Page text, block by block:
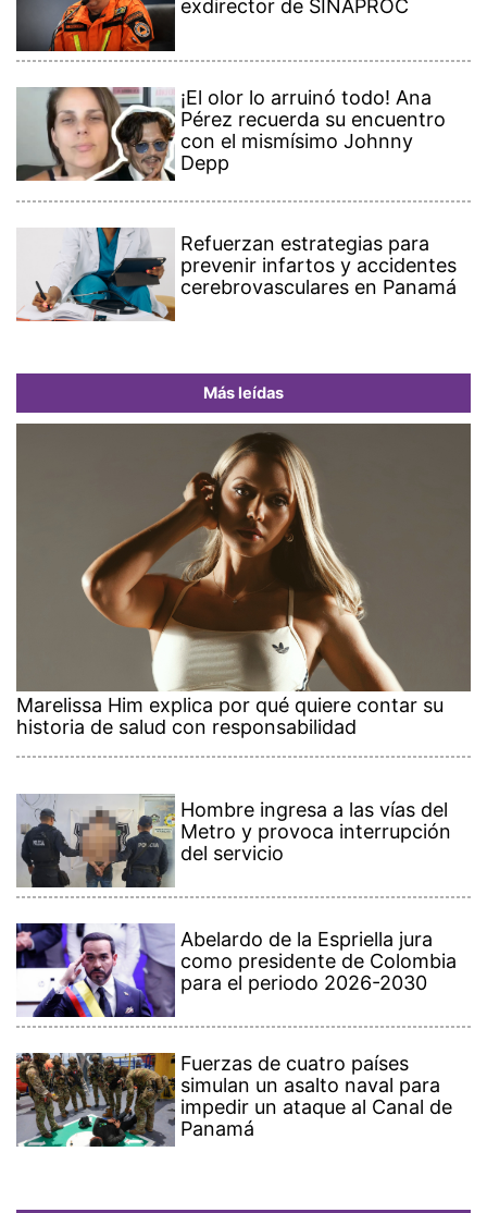
exdirector de SINAPROC
¡El olor lo arruinó todo! Ana
Pérez recuerda su encuentro
con el mismísimo Johnny
Depp
Refuerzan estrategias para
prevenir infartos y accidentes
cerebrovasculares en Panamá
Más leídas
Marelissa Him explica por qué quiere contar su
historia de salud con responsabilidad
Hombre ingresa a las vías del
Metro y provoca interrupción
del servicio
Abelardo de la Espriella jura
como presidente de Colombia
para el periodo 2026-2030
Fuerzas de cuatro países
simulan un asalto naval para
impedir un ataque al Canal de
Panamá